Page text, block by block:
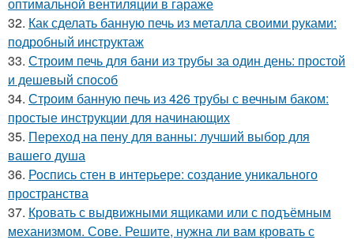
32. Как сделать банную печь из металла своими руками:
подробный инструктаж
33. Строим печь для бани из трубы за один день: простой
и дешевый способ
34. Строим банную печь из 426 трубы с вечным баком:
простые инструкции для начинающих
35. Переход на пену для ванны: лучший выбор для
вашего душа
36. Роспись стен в интерьере: создание уникального
пространства
37. Кровать с выдвижными ящиками или с подъёмным
механизмом. Сове. Решите, нужна ли вам кровать с